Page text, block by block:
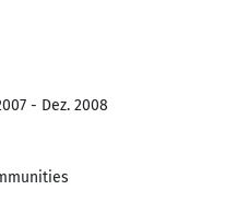
- Dez. 2008